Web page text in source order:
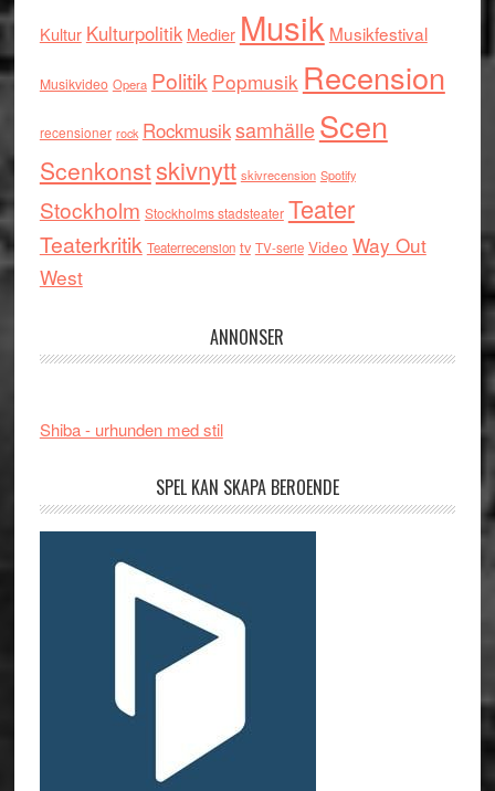
Kultur Kulturpolitik Medier Musik Musikfestival
Musikvideo Opera Politik Popmusik Recension
recensioner rock RockmusiksamhälleScen
Scenkonstskivnytt skivrecension Spotify
Stockholm Stockholms stadsteater Teater
Teaterkritik Teaterrecension tv TV-serie Video Way Out
West
ANNONSER
Shiba - urhunden med stil
SPEL KAN SKAPA BEROENDE